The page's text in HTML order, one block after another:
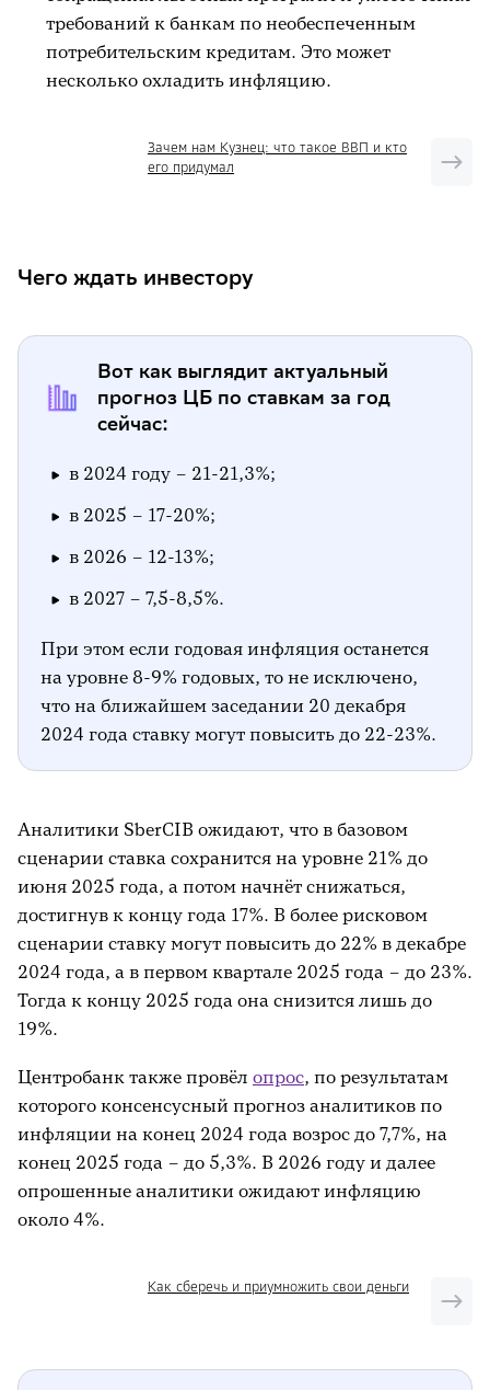
требований к банкам по необеспеченным
потребительским кредитам. Это может
несколько охладить инфляцию.
Зачем нам Кузнец: что такое ВВП и кто
его придумал
Чего ждать инвестору
Вот как выглядит актуальный
прогноз ЦБ по ставкам за год
сейчас:
в 2024 году – 21-21,3%;
в 2025 – 17-20%;
в 2026 – 12-13%;
в 2027 – 7,5-8,5%.
При этом если годовая инфляция останется
на уровне 8-9% годовых, то не исключено,
что на ближайшем заседании 20 декабря
2024 года ставку могут повысить до 22-23%.
Аналитики SberCIB ожидают, что в базовом
сценарии ставка сохранится на уровне 21% до
июня 2025 года, а потом начнёт снижаться,
достигнув к концу года 17%. В более рисковом
сценарии ставку могут повысить до 22% в декабре
2024 года, а в первом квартале 2025 года – до 23%.
Тогда к концу 2025 года она снизится лишь до
19%.
Центробанк также провёл опрос, по результатам
которого консенсусный прогноз аналитиков по
инфляции на конец 2024 года возрос до 7,7%, на
конец 2025 года – до 5,3%. В 2026 году и далее
опрошенные аналитики ожидают инфляцию
около 4%.
Как сберечь и приумножить свои деньги